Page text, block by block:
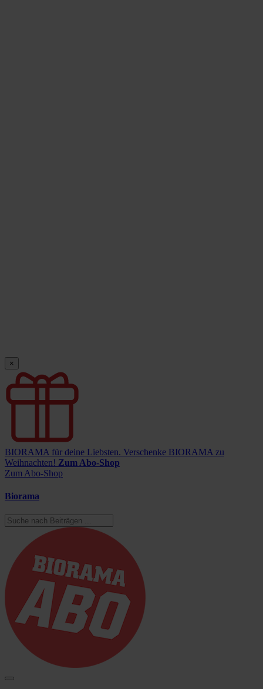
×
BIORAMA für deine Liebsten. Verschenke BIORAMA zu
Weihnachten! Zum Abo-Shop
Zum Abo-Shop
Biorama